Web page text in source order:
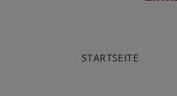
STARTSEITE